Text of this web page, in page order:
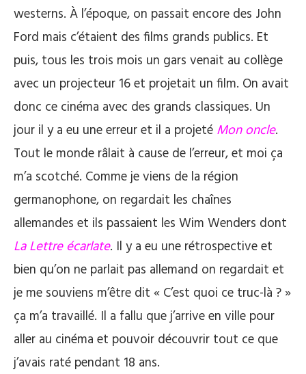
westerns. À l’époque, on passait encore des John
Ford mais c’étaient des films grands publics. Et
puis, tous les trois mois un gars venait au collège
avec un projecteur 16 et projetait un film. On avait
donc ce cinéma avec des grands classiques. Un
jour il y a eu une erreur et il a projeté Mon oncle.
Tout le monde râlait à cause de l’erreur, et moi ça
m’a scotché. Comme je viens de la région
germanophone, on regardait les chaînes
allemandes et ils passaient les Wim Wenders dont
La Lettre écarlate. Il y a eu une rétrospective et
bien qu’on ne parlait pas allemand on regardait et
je me souviens m’être dit « C’est quoi ce truc-là ? »
ça m’a travaillé. Il a fallu que j’arrive en ville pour
aller au cinéma et pouvoir découvrir tout ce que
j’avais raté pendant 18 ans.